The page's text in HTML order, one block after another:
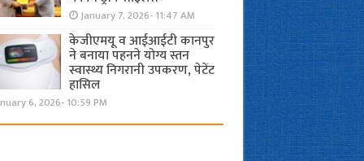
January 7, 2026- 11:47 AM
केजीएमयू व आईआईटी कानपुर
ने बनाया पहनने योग्य स्तन
स्वास्थ्य निगरानी उपकरण, पेटेंट
हासिल
6, 2026- 10:59 PM